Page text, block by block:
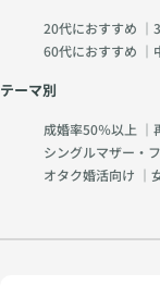
20代におすすめ ｜
60代におすすめ ｜
テーマ別
成婚率50％以上 ｜
シングルマザー・
オタク婚活向け ｜